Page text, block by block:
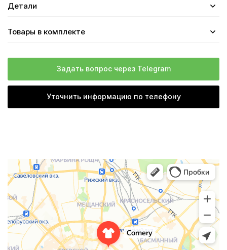
Детали
Товары в комплекте
Задать вопрос через Telegram
Уточнить информацию по телефону